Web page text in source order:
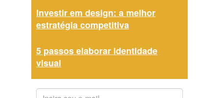
Investir em design: a melhor
estratégia competitiva
5 passos elaborar identidade
visual